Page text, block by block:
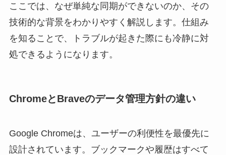
ここでは、なぜ単純な同期ができないのか、その
技術的な背景をわかりやすく解説します。仕組み
を知ることで、トラブルが起きた際にも冷静に対
処できるようになります。
ChromeとBraveのデータ管理方針の違い
Google Chromeは、ユーザーの利便性を最優先に
設計されています。ブックマークや履歴はすべて